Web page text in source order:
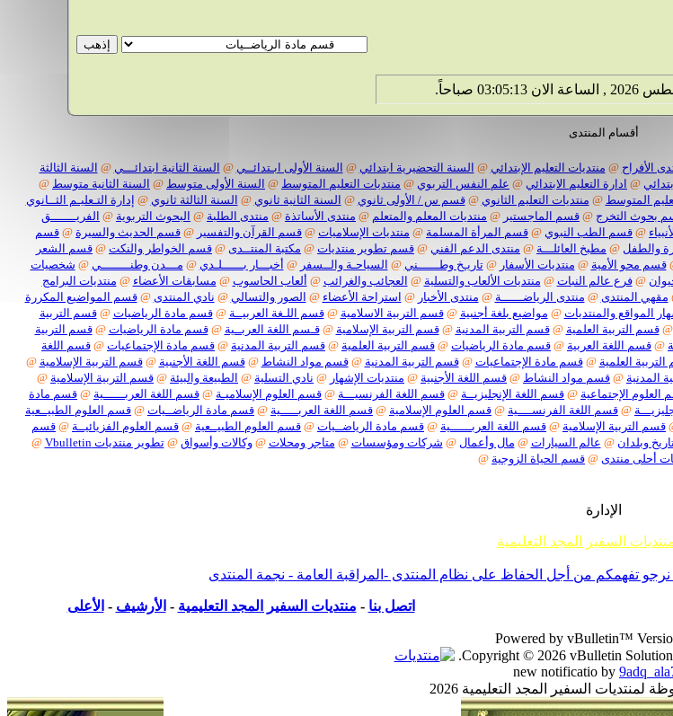
أقسام المنتدى
الأفراح @ منتديات التعليم الإبتدائي @ السنة التحضيرية ابتدائي @ السنة الأولى ابـتدائــي @ السنة الثانية ابتدائـــي @ السنة الثالثة
@ ادارة التعليم الابتدائي @ علم النفس التربوي @ منتديات التعليم المتوسط @ السنة الأولى متوسط @ السنة الثانية متوسط @
المتوسط @ منتديات التعليم الثانوي @قسم س / الأولى ثانوي @ السنة الثانية ثانوي @ السنة الثالثة ثانوي @ إدارة التـعليـم الثــانوي
بحوث التخرج @ قسم الماجستير @ منتديات المعلم والمتعلم @ منتدى الأساتذة @ منتدى الطلبة @ البحوث التربوية @ الفريـــــــق
@ قسم الطب النبوي @ قسم المرأة المسلمة @ منتديات الإسلاميات @ قسم القرآن والتفسير @ قسم الحديث والسيرة @ قسم
والطفل @ مطبخ العائلـــة @ منتدى الدعم الفني @ قسم تطوير منتديات @ مكتبة المنتــدى @ قسم الخواطر والنكت @ قسم الشعر
قسم محو الأمية @ منتديات الأسفار @تاريـخ وطــــــني @ السياحـة والــسفر @ أخبـــار بــــــلـدي @ مـــدن وطنــــــــي @ شخصيات
@فرع عالم النبات @ منتديات الألعاب والتسلية @ العجائب والغرائب @ ألعاب الحاسوب @ مسابقات الأعضاء @ منتديات البرامج
مقهي المنتدى @ منتدى الرياضــــــة @ منتدى الأخبار @ استراحة الأعضاء @ الصور والتسالي @ نادي المنتدى @قسم المواضيع المكررة
المواقع والمنتديات @ مواضيع بلغة أجنبية @قسم التربية الاسلامية @قسم اللـغة العربيــة @قسم مادة الرياضيات @قسم التربية
@قسم التربية العلمية @قسم التربية المدنية @قسم التربية الإسلامية @قـسم اللغة العربــية @قسم مادة الرياضيات @قسم التربية
@ قسم اللغة العربية @ قسم مادة الرياضيات @ قسم التربية العلمية @ قسم التربية المدنية @ قسم مادة الإجتماعيات @ قسم اللغة
العلمية @قسم مادة الإجتماعيات @قسم التربية المدنية @قسم مواد النشاط @قسم اللغة الأجنبية @قسم التربية الإسلامية @
المدنية @ قسم مواد النشاط @ قسم اللغة الأجنبية @ منتديات الإشهار @ نادي التسلية @ الطبيعة والبيئة @ قسم التربية الإسلامية @
العلوم الإجتماعية @ قسم اللغة الإنجليزيــة @ قسم اللغة الفرنسيـــة @ قسم العلوم الإسلاميـة @ قسم اللغة العربــــــية @ قسم مادة
@ قسم اللغة الفرنســــية @ قسم العلوم الإسلامية @ قسم اللغة العربـــــية @ قسم مادة الرياضــيات @ قسم العلوم الطبيــعية
قسم التربية الإسلامية @ قسم اللغة العربــــــية @ قسم مادة الرياضــيات @ قسم العلوم الطبيــعية @ قسم العلوم الفزيائيــة @ قسم
وبلدان @ عالم السيارات @ مال وأعمال @ شركات ومؤسسات @ متاجر ومحلات @وكالات وأسواق @تطوير منتديات Vbulletin
@
أحلى منتدى @ قسم الحياة الزوجية @
الإدارة
السفير المجد التعليمية
تفهمكم من أجل الحفاظ على نظام المنتدى -المراقبة العامة - نجمة المنتدى
اتصل بنا - منتديات السفير المجد التعليمية - الأرشيف - الأعلى
Powered by vBulletin™
Copyright © 2026 vBulletin
new notificatio by
السفير المجد التعليمية 2026